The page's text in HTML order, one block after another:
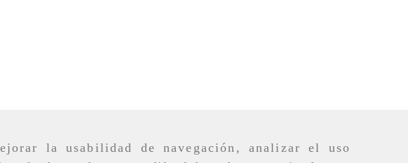
la usabilidad de navegación, analizar el uso